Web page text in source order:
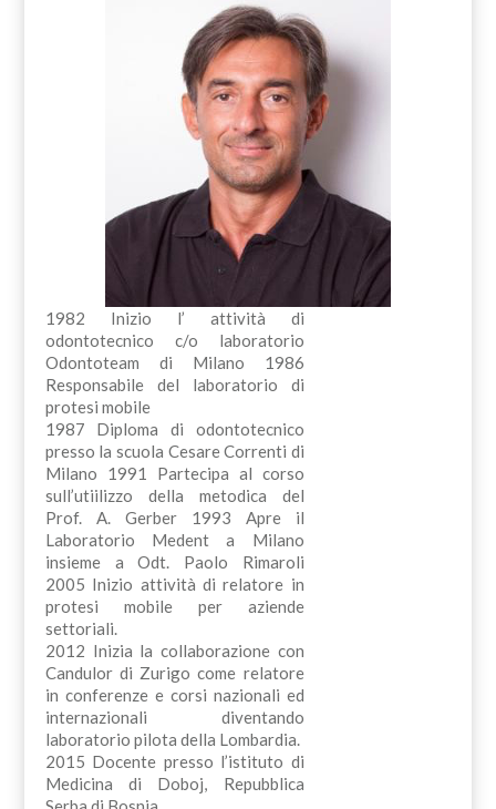
1982 Inizio l’ attività di
odontotecnico c/o laboratorio
Odontoteam di Milano 1986
Responsabile del laboratorio di
protesi mobile
1987 Diploma di odontotecnico
presso la scuola Cesare Correnti di
Milano 1991 Partecipa al corso
sull’utiilizzo della metodica del
Prof. A. Gerber 1993 Apre il
Laboratorio Medent a Milano
insieme a Odt. Paolo Rimaroli
2005 Inizio attività di relatore in
protesi mobile per aziende
settoriali.
2012 Inizia la collaborazione con
Candulor di Zurigo come relatore
in conferenze e corsi nazionali ed
internazionali diventando
laboratorio pilota della Lombardia.
2015 Docente presso l’istituto di
Medicina di Doboj, Repubblica